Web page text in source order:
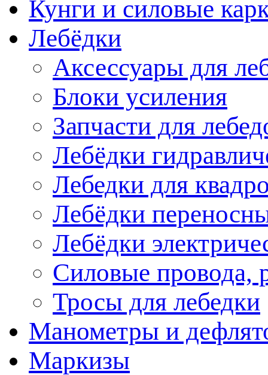
Кунги и силовые
Лебёдки
Аксессуары для
Блоки усиления
Запчасти для
Лебёдки
Лебедки для
Лебёдки
Лебёдки
Силовые провода,
Тросы для лебедки
Манометры и
Маркизы